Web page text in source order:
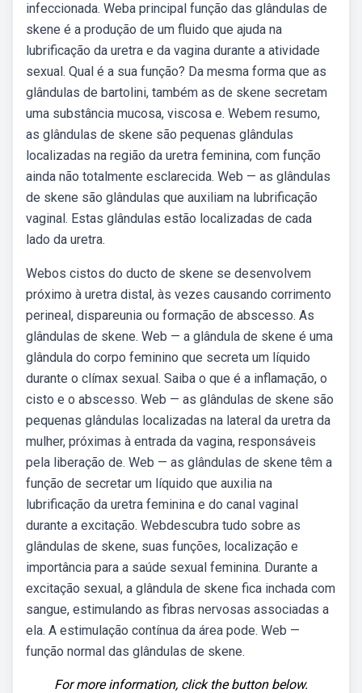
infeccionada. Weba principal função das glândulas de
skene é a produção de um fluido que ajuda na
lubrificação da uretra e da vagina durante a atividade
sexual. Qual é a sua função? Da mesma forma que as
glândulas de bartolini, também as de skene secretam
uma substância mucosa, viscosa e. Webem resumo,
as glândulas de skene são pequenas glândulas
localizadas na região da uretra feminina, com função
ainda não totalmente esclarecida. Web — as glândulas
de skene são glândulas que auxiliam na lubrificação
vaginal. Estas glândulas estão localizadas de cada
lado da uretra.
Webos cistos do ducto de skene se desenvolvem
próximo à uretra distal, às vezes causando corrimento
perineal, dispareunia ou formação de abscesso. As
glândulas de skene. Web — a glândula de skene é uma
glândula do corpo feminino que secreta um líquido
durante o clímax sexual. Saiba o que é a inflamação, o
cisto e o abscesso. Web — as glândulas de skene são
pequenas glândulas localizadas na lateral da uretra da
mulher, próximas à entrada da vagina, responsáveis
pela liberação de. Web — as glândulas de skene têm a
função de secretar um líquido que auxilia na
lubrificação da uretra feminina e do canal vaginal
durante a excitação. Webdescubra tudo sobre as
glândulas de skene, suas funções, localização e
importância para a saúde sexual feminina. Durante a
excitação sexual, a glândula de skene fica inchada com
sangue, estimulando as fibras nervosas associadas a
ela. A estimulação contínua da área pode. Web —
função normal das glândulas de skene.
For more information, click the button below.